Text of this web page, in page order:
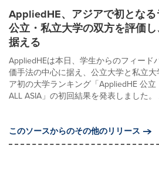
AppliedHE、アジアで初となる
公立・私立大学の双方を評価
据える
AppliedHEは本日、学生からのフィード
価手法の中心に据え、公立大学と私立
ア初の大学ランキング「AppliedHE 公立
ALL ASIA」の初回結果を発表しました。
このソースからのその他のリリース